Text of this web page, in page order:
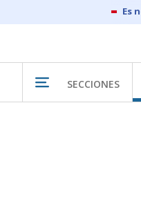
SECCIONES